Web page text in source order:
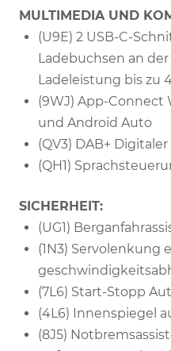
MULTIMEDIA UND
(U9E) 2 USB-C-
Ladebuchsen an
Ladeleistung bis zu
(9WJ) App-Connect
und Android Auto
(QV3) DAB+
(QH1)
SICHERHEIT:
(UG1)
(1N3) Servolenkung
(7L6) Start-Stopp
(4L6) Innenspiegel
(8J5)